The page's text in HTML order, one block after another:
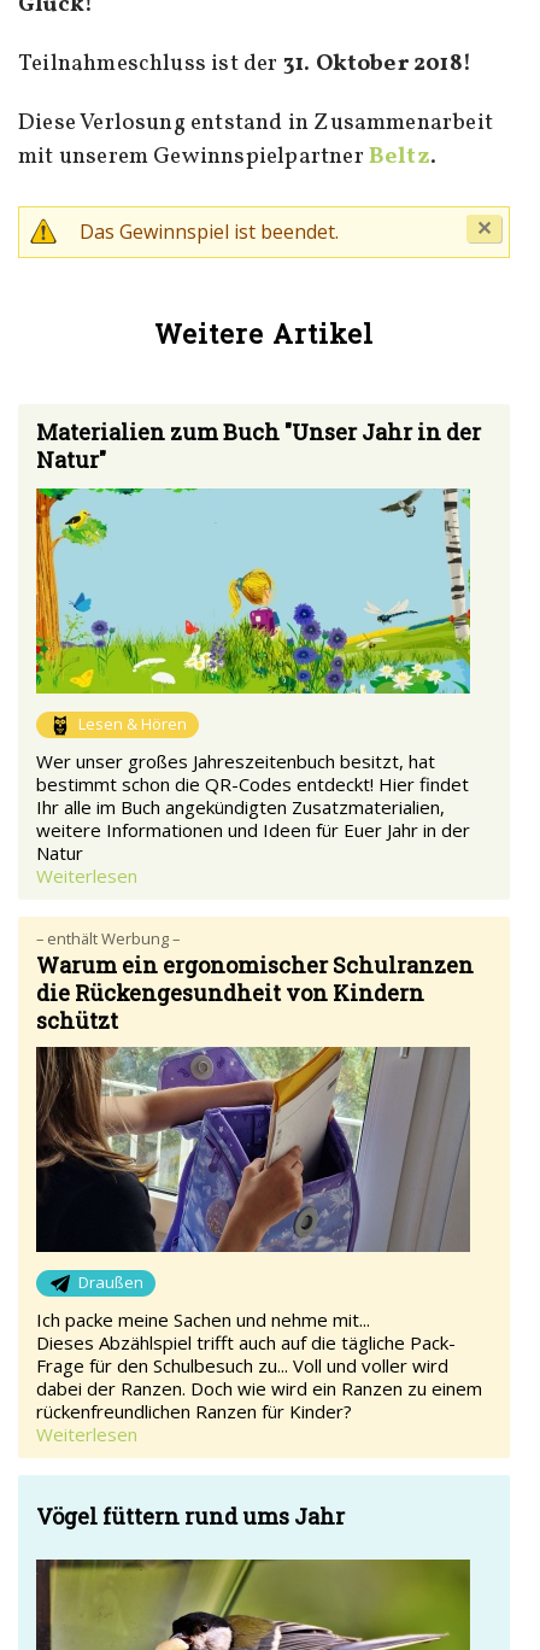
Teilnahmeschluss ist der 31. Oktober 2018!
Diese Verlosung entstand in Zusammenarbeit
mit unserem GewinnspielpartnerBeltz.
Das Gewinnspiel ist beendet.
Weitere Artikel
Materialien zum Buch "Unser Jahr in der
Natur"
Lesen & Hören
Wer unser großes Jahreszeitenbuch besitzt, hat
bestimmt schon die QR-Codes entdeckt! Hier findet
Ihr alle im Buch angekündigten Zusatzmaterialien,
weitere Informationen und Ideen für Euer Jahr in der
Natur
Weiterlesen
– enthält Werbung –
Warum ein ergonomischer Schulranzen
die Rückengesundheit von Kindern
schützt
Draußen
Ich packe meine Sachen und nehme mit...
Dieses Abzählspiel trifft auch auf die tägliche Pack-
Frage für den Schulbesuch zu... Voll und voller wird
dabei der Ranzen. Doch wie wird ein Ranzen zu einem
rückenfreundlichen Ranzen für Kinder?
Weiterlesen
Vögel füttern rund ums Jahr